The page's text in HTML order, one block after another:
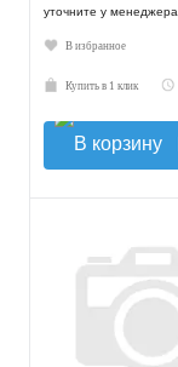
уточните у менеджера
В избранное
Купить в 1 клик